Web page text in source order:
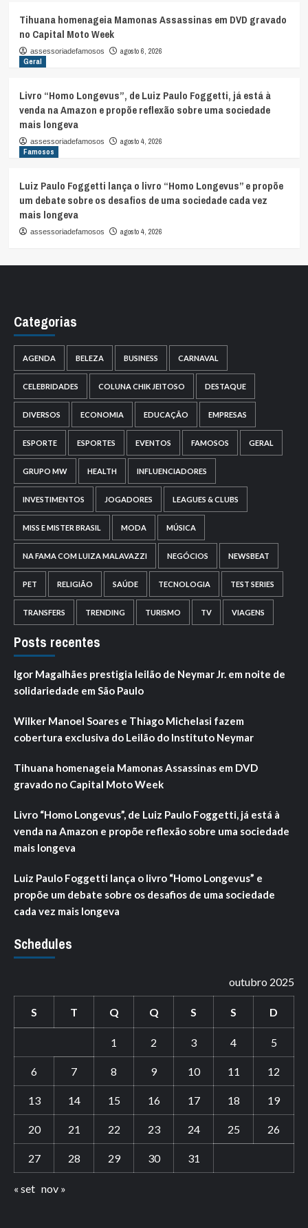
Tihuana homenageia Mamonas Assassinas em DVD gravado
no Capital Moto Week
assessoriadefamosos
agosto 6, 2026
Geral
Livro “Homo Longevus”, de Luiz Paulo Foggetti, já está à
venda na Amazon e propõe reflexão sobre uma sociedade
mais longeva
assessoriadefamosos
agosto 4, 2026
Famosos
Luiz Paulo Foggetti lança o livro “Homo Longevus” e propõe
um debate sobre os desafios de uma sociedade cada vez
mais longeva
assessoriadefamosos agosto 4, 2026
Categorias
AGENDA BELEZA BUSINESS CARNAVAL
CELEBRIDADES COLUNA CHIK JEITOSO DESTAQUE
DIVERSOS ECONOMIA EDUCAÇÃO EMPRESAS
ESPORTE ESPORTES EVENTOS FAMOSOS GERAL
GRUPO MW HEALTH INFLUENCIADORES
INVESTIMENTOS JOGADORES LEAGUES & CLUBS
MISS E MISTER BRASIL MODA MÚSICA
NA FAMA COM LUIZA MALAVAZZI NEGÓCIOS NEWSBEAT
PET RELIGIÃO SAÚDE TECNOLOGIA TEST SERIES
TRANSFERS TRENDING TURISMO TV VIAGENS
Posts recentes
Igor Magalhães prestigia leilão de Neymar Jr. em noite de
solidariedade em São Paulo
Wilker Manoel Soares e Thiago Michelasi fazem
cobertura exclusiva do Leilão do Instituto Neymar
Tihuana homenageia Mamonas Assassinas em DVD
gravado no Capital Moto Week
Livro “Homo Longevus”, de Luiz Paulo Foggetti, já está à
venda na Amazon e propõe reflexão sobre uma sociedade
mais longeva
Luiz Paulo Foggetti lança o livro “Homo Longevus” e
propõe um debate sobre os desafios de uma sociedade
cada vez mais longeva
Schedules
outubro 2025
S T Q Q S S D
1 2 3 4 5
6 7 8 9 10 11 12
13 14 15 16 17 18 19
20 21 22 23 24 25 26
27 28 29 30 31
« set nov »